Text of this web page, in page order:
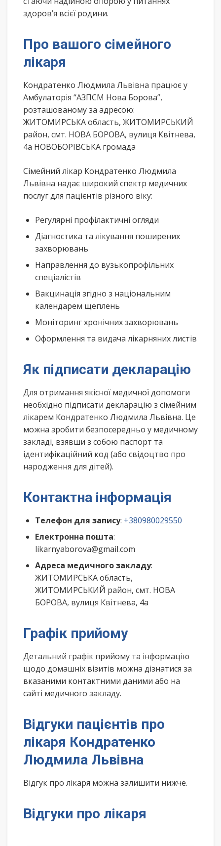
здоров’я всієї родини.
Про вашого сімейного
лікаря
Кондратенко Людмила Львівна працює у
Амбулаторія “АЗПСМ Нова Борова”,
розташованому за адресою:
ЖИТОМИРСЬКА область, ЖИТОМИРСЬКИЙ
район, смт. НОВА БОРОВА, вулиця Квітнева,
4а НОВОБОРІВСЬКА громада
Сімейний лікар Кондратенко Людмила
Львівна надає широкий спектр медичних
послуг для пацієнтів різного віку:
Регулярні профілактичні огляди
Діагностика та лікування поширених
захворювань
Направлення до вузькопрофільних
спеціалістів
Вакцинація згідно з національним
календарем щеплень
Моніторинг хронічних захворювань
Оформлення та видача лікарняних листів
Як підписати декларацію
Для отримання якісної медичної допомоги
необхідно підписати декларацію з сімейним
лікарем Кондратенко Людмила Львівна. Це
можна зробити безпосередньо у медичному
закладі, взявши з собою паспорт та
ідентифікаційний код (або свідоцтво про
народження для дітей).
Контактна інформація
Телефон для запису: +380980029550
Електронна пошта:
likarnyaborova@gmail.com
Адреса медичного закладу:
ЖИТОМИРСЬКА область,
ЖИТОМИРСЬКИЙ район, смт. НОВА
БОРОВА, вулиця Квітнева, 4а
Графік прийому
Детальний графік прийому та інформацію
щодо домашніх візитів можна дізнатися за
вказаними контактними даними або на
сайті медичного закладу.
Відгуки пацієнтів про
лікаря Кондратенко
Людмила Львівна
Відгук про лікаря можна залишити нижче.
Відгуки про лікаря